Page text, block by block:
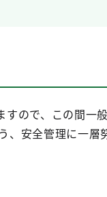
ので、この間一
安全管理に一層